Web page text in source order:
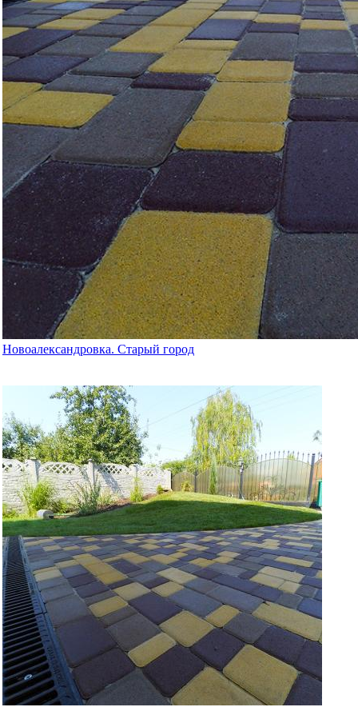
Новоалександровка. Старый город